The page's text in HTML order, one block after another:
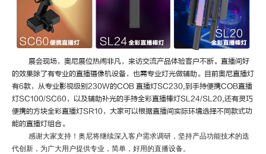
展会现场，奥尼展位热闹非凡，来访交流产品体验客户不断。直播间好
的效果除了有专业的直播摄像机设备，也需专业灯光做辅助。目前奥尼直播灯
有6款，从专业影视级别230W的COB 直播灯SC230,到手持便携COB直播
灯SC100/SC60，以及辅助补光的手持全彩直播棒灯SL24/SL20,还有灵巧
便携的方块全彩直播灯SR10，大家可以根据直播间实际环境选择不同款式功
能的直播灯组合。
感谢大家支持！奥尼将继续深入客户需求调研，坚持产品功能技术的迭
代创新，为广大用户提供专业，简单，好用的直播设备。